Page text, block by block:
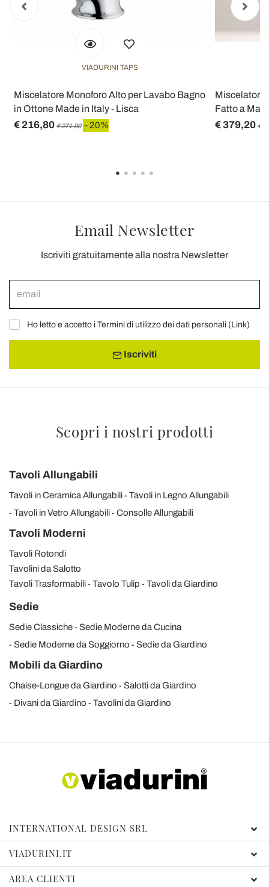
VIADURINI TAPS
Miscelatore Monoforo Alto per Lavabo Bagno
in Ottone Made in Italy - Lisca
€ 216,80 € 271,00 - 20%
Miscelatore
Fatto a
€ 379,20 €
Email Newsletter
Iscriviti gratuitamente alla nostra Newsletter
Ho letto e accetto i Termini di utilizzo dei dati personali (Link)
Iscriviti
Scopri i nostri prodotti
Tavoli Allungabili
Tavoli in Ceramica Allungabili
Tavoli in Legno Allungabili
Tavoli in Vetro Allungabili
Consolle Allungabili
Tavoli Moderni
Tavoli Rotondi
Tavolini da Salotto
Tavoli Trasformabili
Tavolo Tulip Tavoli da Giardino
Sedie
Sedie Classiche
Sedie Moderne da Cucina
Sedie Moderne da Soggiorno
Sedie da Giardino
Mobili da Giardino
Chaise-Longue da Giardino
Salotti da Giardino
Divani da Giardino
Tavolini da Giardino
INTERNATIONAL DESIGN SRL
VIADURINI.IT
AREA CLIENTI